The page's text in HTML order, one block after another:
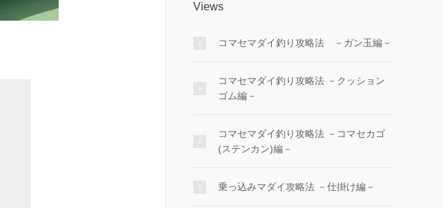
Views
コマセマダイ釣り攻略法 －ガン玉編－
コマセマダイ釣り攻略法 －クッション
ゴム編－
コマセマダイ釣り攻略法 －コマセカゴ
(ステンカン)編－
乗っ込みマダイ攻略法 －仕掛け編－